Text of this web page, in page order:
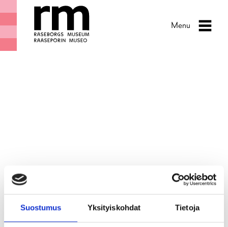
Suostumus Yksityiskohdat Tietoja
Menu